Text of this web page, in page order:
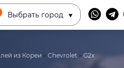
Выбрать город
из Кореи » Chevrolet » G2x